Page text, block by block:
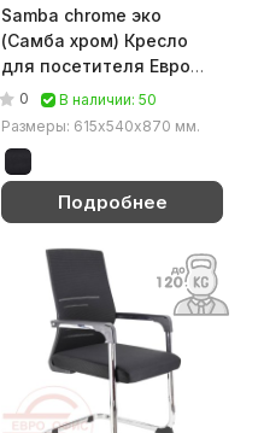
Samba chrome эко
(Самба хром) Кресло
для посетителя Евро
Офис, обивка экокожа
(Черный)
0
В наличии: 50
Размеры: 615х540х870 мм.
Подробнее